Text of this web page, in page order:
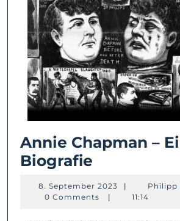
Annie Chapman –
Biografie
Chapman
–
8. September 2023 8.
September
| Philipp
0 Comments
| 11:14